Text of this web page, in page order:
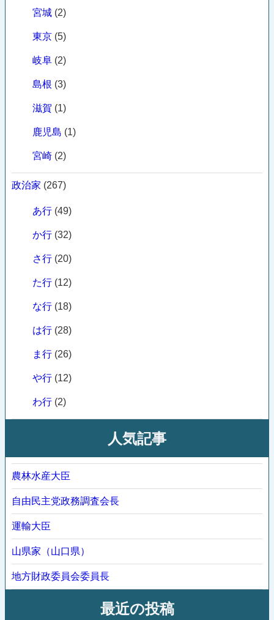
宮城 (2)
東京 (5)
岐阜 (2)
島根 (3)
滋賀 (1)
鹿児島 (1)
宮崎 (2)
政治家 (267)
あ行 (49)
か行 (32)
さ行 (20)
た行 (12)
な行 (18)
は行 (28)
ま行 (26)
や行 (12)
わ行 (2)
人気記事
農林水産大臣
自由民主党政務調査会長
運輸大臣
山県家（山口県）
地方財政委員会委員長
最近の投稿